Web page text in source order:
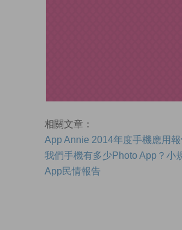
相關文章：
App Annie 2014年度手機應用報
我們手機有多少Photo App？小
App民情報告